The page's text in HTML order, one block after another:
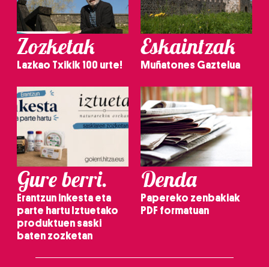
Zozketak
Lazkao Txikik 100 urte!
Eskaintzak
Muñatones Gaztelua
Gure berri.
Erantzun inkesta eta
parte hartu Iztuetako
produktuen saski
baten zozketan
Denda
Papereko zenbakiak
PDF formatuan